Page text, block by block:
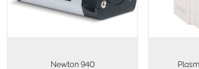
negligible…
Newton 940
伤 平滑的刻
制 非常适用